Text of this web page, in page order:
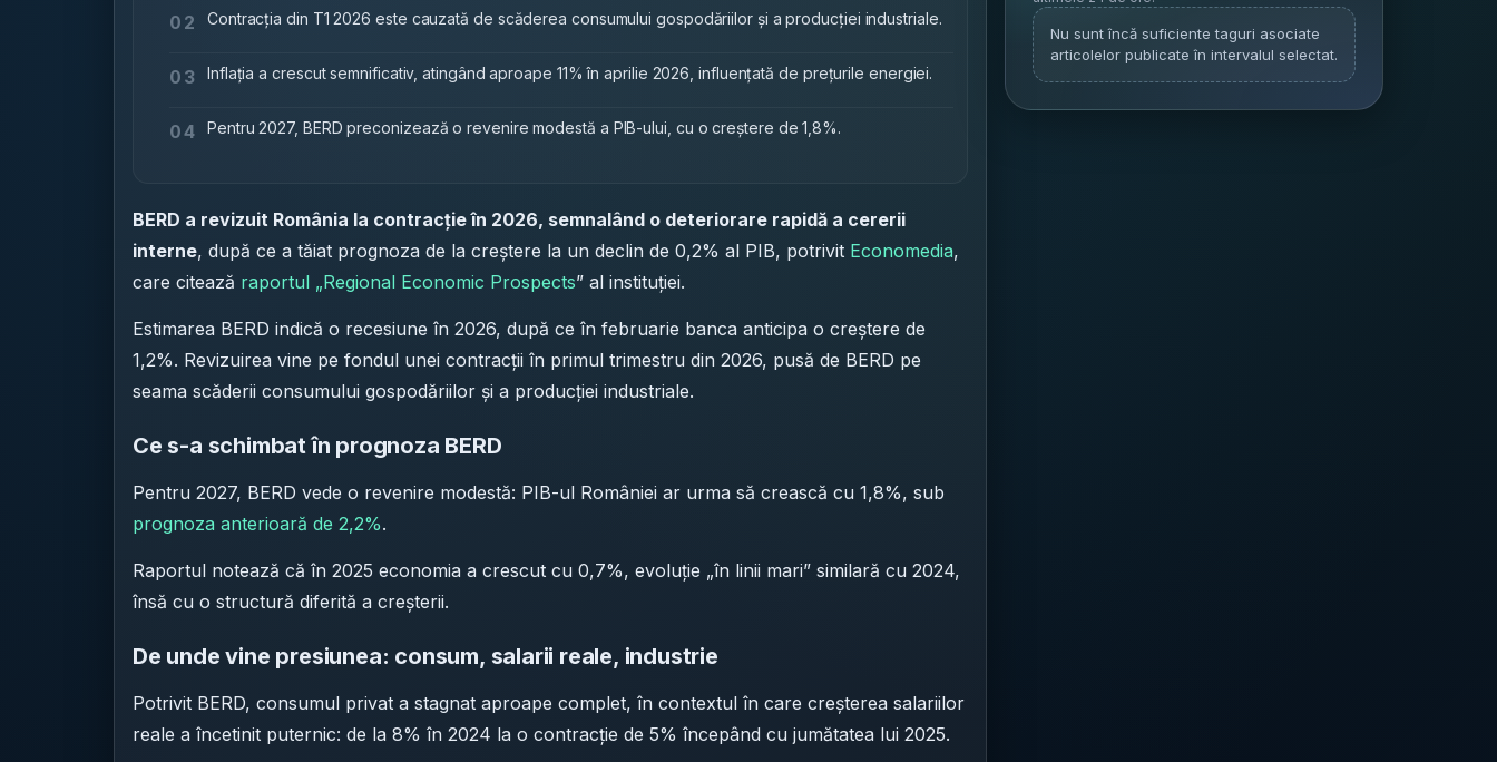
02 Contracția din T1 2026 este cauzată de scăderea consumului gospodăriilor și a producției industriale.
03 Inflația a crescut semnificativ, atingând aproape 11% în aprilie 2026, influențată de prețurile energiei.
04 Pentru 2027, BERD preconizează o revenire modestă a PIB-ului, cu o creștere de 1,8%.
BERD a revizuit România la contracție în 2026, semnalând o deteriorare rapidă a cererii
interne, după ce a tăiat prognoza de la creștere la un declin de 0,2% al PIB, potrivit Economedia,
care citează raportul „Regional Economic Prospects” al instituției.
Estimarea BERD indică o recesiune în 2026, după ce în februarie banca anticipa o creștere de
1,2%. Revizuirea vine pe fondul unei contracții în primul trimestru din 2026, pusă de BERD pe
seama scăderii consumului gospodăriilor și a producției industriale.
Ce s-a schimbat în prognoza BERD
Pentru 2027, BERD vede o revenire modestă: PIB-ul României ar urma să crească cu 1,8%, sub
prognoza anterioară de 2,2%.
Raportul notează că în 2025 economia a crescut cu 0,7%, evoluție „în linii mari” similară cu 2024,
însă cu o structură diferită a creșterii.
De unde vine presiunea: consum, salarii reale, industrie
Potrivit BERD, consumul privat a stagnat aproape complet, în contextul în care creșterea salariilor
reale a încetinit puternic: de la 8% în 2024 la o contracție de 5% începând cu jumătatea lui 2025.
Nu sunt încă suficiente taguri asociate
articolelor publicate în intervalul selectat.